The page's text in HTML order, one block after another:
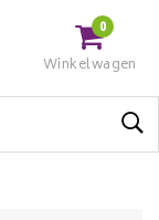
0
Winkelwagen